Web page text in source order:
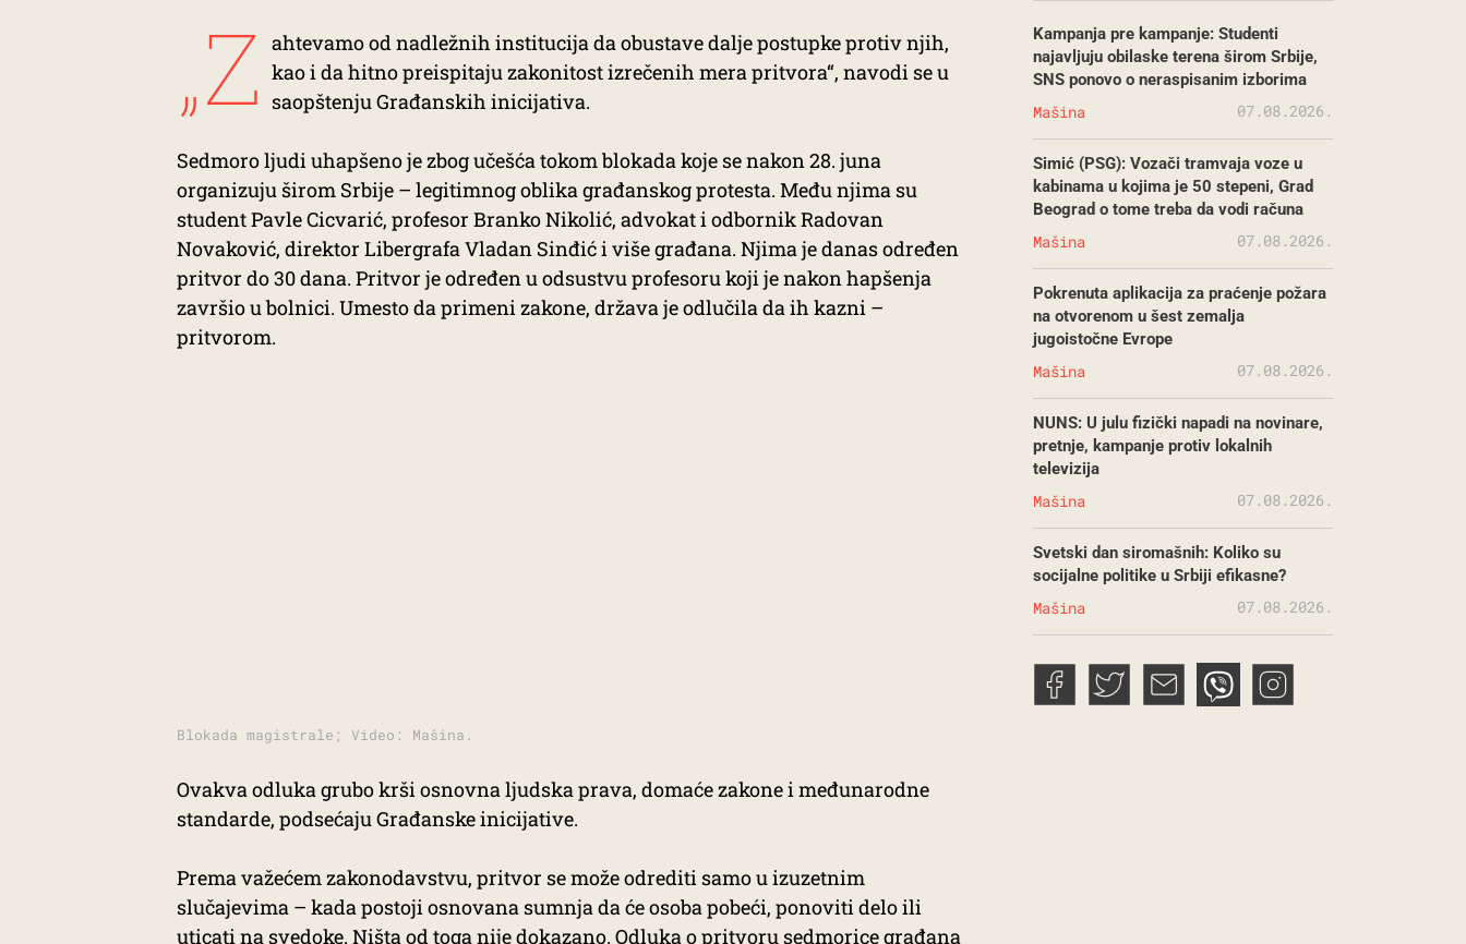
„Z ahtevamo od nadležnih institucija da obustave dalje postupke protiv njih,
kao i da hitno preispitaju zakonitost izrečenih mera pritvora“, navodi se u
saopštenju Građanskih inicijativa.
Sedmoro ljudi uhapšeno je zbog učešća tokom blokada koje se nakon 28. juna
organizuju širom Srbije – legitimnog oblika građanskog protesta. Među njima su
student Pavle Cicvarić, profesor Branko Nikolić, advokat i odbornik Radovan
Novaković, direktor Libergrafa Vladan Sinđić i više građana. Njima je danas određen
pritvor do 30 dana. Pritvor je određen u odsustvu profesoru koji je nakon hapšenja
završio u bolnici. Umesto da primeni zakone, država je odlučila da ih kazni –
pritvorom.
Blokada magistrale; Video: Mašina.
Ovakva odluka grubo krši osnovna ljudska prava, domaće zakone i međunarodne
standarde, podsećaju Građanske inicijative.
Prema važećem zakonodavstvu, pritvor se može odrediti samo u izuzetnim
slučajevima – kada postoji osnovana sumnja da će osoba pobeći, ponoviti delo ili
uticati na svedoke. Ništa od toga nije dokazano. Odluka o pritvoru sedmorice građana
Kampanja pre kampanje: Studenti
najavljuju obilaske terena širom Srbije,
SNS ponovo o neraspisanim izborima
Mašina 07.08.2026.
Simić (PSG): Vozači tramvaja voze u
kabinama u kojima je 50 stepeni, Grad
Beograd o tome treba da vodi računa
Mašina 07.08.2026.
Pokrenuta aplikacija za praćenje požara
na otvorenom u šest zemalja
jugoistočne Evrope
Mašina 07.08.2026.
NUNS: U julu fizički napadi na novinare,
pretnje, kampanje protiv lokalnih
televizija
Mašina 07.08.2026.
Svetski dan siromašnih: Koliko su
socijalne politike u Srbiji efikasne?
Mašina 07.08.2026.